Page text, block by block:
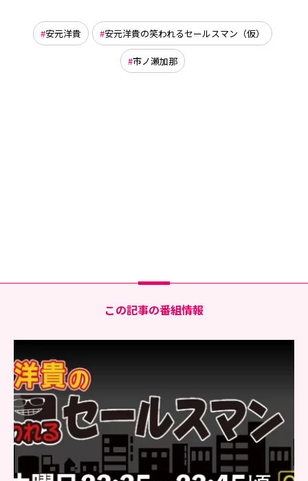
安元洋貴 安元洋貴の笑われるセールスマン（仮）
市ノ瀬加那
この記事の番組情報